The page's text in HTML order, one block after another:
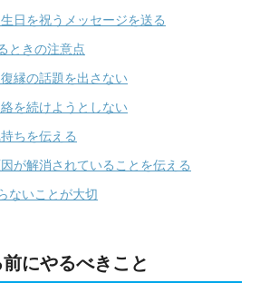
日を祝うメッセージを送る
ときの注意点
縁の話題を出さない
を続けようとしない
ちを伝える
が解消されていることを伝える
ないことが大切
にやるべきこと